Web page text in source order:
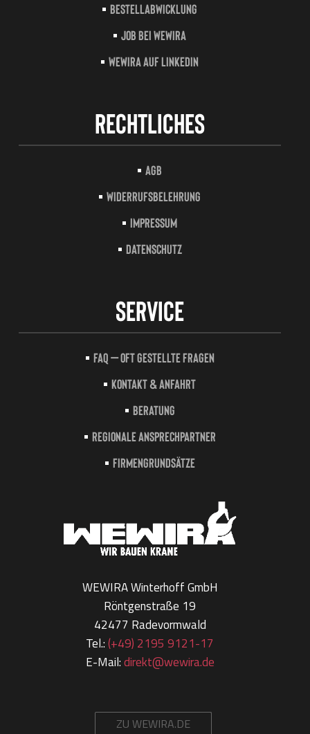
WEWIRA Winterhoff GmbH
Röntgenstraße 19
42477 Radevormwald
Tel.:(+49) 2195 9121-17
E-Mail:direkt@wewira.de
Bestellabwicklung
Job bei Wewira
Wewira auf LinkedIn
Rechtliches
AGB
Widerrufsbelehrung
Impressum
Datenschutz
Service
FAQ – Oft gestellte Fragen
Kontakt & Anfahrt
Beratung
Regionale Ansprechpartner
Firmengrundsätze
ZU WEWIRA.DE